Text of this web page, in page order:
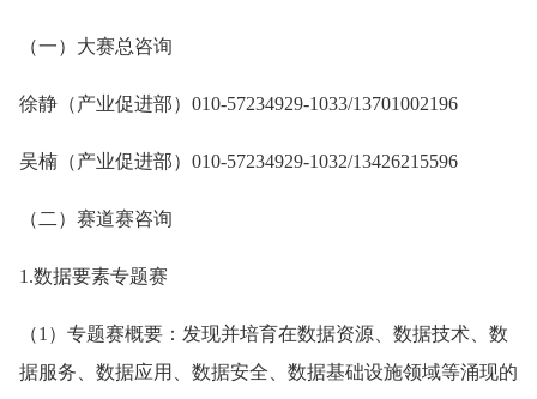
（一）大赛总咨询
徐静（产业促进部）010-57234929-1033/13701002196
吴楠（产业促进部）010-57234929-1032/13426215596
（二）赛道赛咨询
1.数据要素专题赛
（1）专题赛概要：发现并培育在数据资源、数据技术、数
据服务、数据应用、数据安全、数据基础设施领域等涌现的